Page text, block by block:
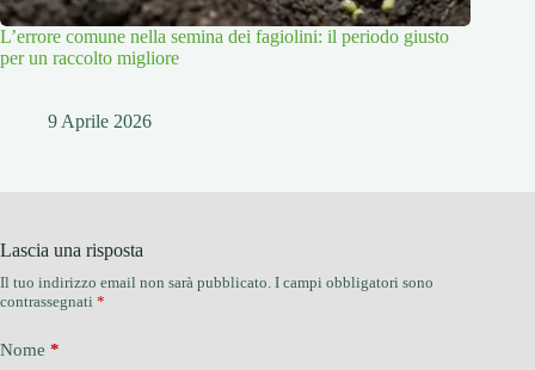
L’errore comune nella semina dei fagiolini: il periodo giusto
per un raccolto migliore
9 Aprile 2026
Lascia una risposta
Il tuo indirizzo email non sarà pubblicato. I campi obbligatori sono
contrassegnati *
Nome *